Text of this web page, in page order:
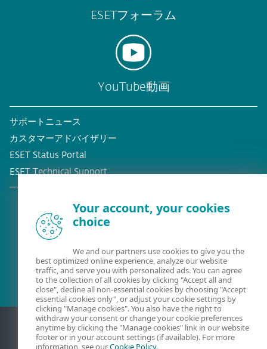
ESETフォーラム
YouTube動画
サポートニュース
カスタマーアドバイザリー
ESET Status Portal
ESET Technical Support
既存の顧客？
Your account, your cookies
choice
We and our partners use cookies to give you the
best optimized online experience, analyze our website
traffic, and serve you with personalized ads. You can agree
to the collection of all cookies by clicking "Accept all and
close", decline all non-essential cookies by choosing "Accept
essential cookies only", or adjust your cookie settings by
clicking "Manage cookies". You also have the right to
withdraw your consent or change your cookie preferences
anytime by clicking the "Manage cookies" link in our website
footer or in your account settings (if available). For more
information, see ourCookie Policy.